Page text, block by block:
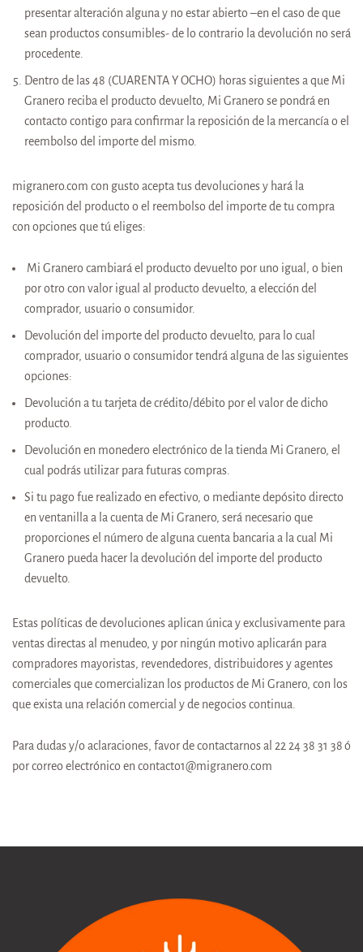
presentar alteración alguna y no estar abierto –en el caso de que
sean productos consumibles- de lo contrario la devolución no será
procedente.
Dentro de las 48 (CUARENTA Y OCHO) horas siguientes a que Mi
Granero reciba el producto devuelto, Mi Granero se pondrá en
contacto contigo para confirmar la reposición de la mercancía o el
reembolso del importe del mismo.
migranero.com con gusto acepta tus devoluciones y hará la
reposición del producto o el reembolso del importe de tu compra
con opciones que tú eliges:
Mi Granero cambiará el producto devuelto por uno igual, o bien
por otro con valor igual al producto devuelto, a elección del
comprador, usuario o consumidor.
Devolución del importe del producto devuelto, para lo cual
comprador, usuario o consumidor tendrá alguna de las siguientes
opciones:
Devolución a tu tarjeta de crédito/débito por el valor de dicho
producto.
Devolución en monedero electrónico de la tienda Mi Granero, el
cual podrás utilizar para futuras compras.
Si tu pago fue realizado en efectivo, o mediante depósito directo
en ventanilla a la cuenta de Mi Granero, será necesario que
proporciones el número de alguna cuenta bancaria a la cual Mi
Granero pueda hacer la devolución del importe del producto
devuelto.
Estas políticas de devoluciones aplican única y exclusivamente para
ventas directas al menudeo, y por ningún motivo aplicarán para
compradores mayoristas, revendedores, distribuidores y agentes
comerciales que comercializan los productos de Mi Granero, con los
que exista una relación comercial y de negocios continua.
Para dudas y/o aclaraciones, favor de contactarnos al 22 24 38 31 38ó
por correo electrónico en contacto1@migranero.com